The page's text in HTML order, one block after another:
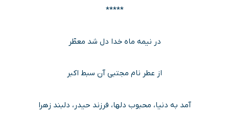
*****
در نیمه ماه خدا دل شد معطّر
از عطر نام مجتبی آن سبط اکبر
آمد به دنیا، محبوب دلها، فرزند حیدر، دلبند زهرا